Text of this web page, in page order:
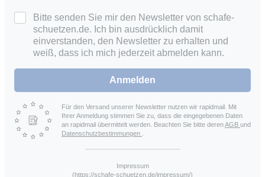
Bitte senden Sie mir den Newsletter von schafe-
schuetzen.de. Ich bin ausdrücklich damit
einverstanden, den Newsletter zu erhalten und
weiß, dass ich mich jederzeit abmelden kann.
Anmelden
Für den Versand unserer Newsletter nutzen wir rapidmail. Mit
Ihrer Anmeldung stimmen Sie zu, dass die eingegebenen Daten
an rapidmail übermittelt werden. Beachten Sie bitte derenAGB und
Datenschutzbestimmungen
Impressum
(https://schafe-schuetzen.de/impressum/)